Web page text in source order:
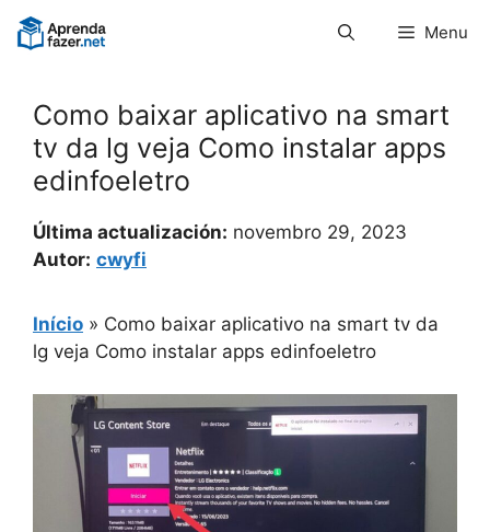
Pular
para
Menu
Como baixar aplicativo na smart
tv da lg veja Como instalar apps
edinfoeletro
Última actualización: novembro 29, 2023
Autor: cwyfi
Início » Como baixar aplicativo na smart tv da
lg veja Como instalar apps edinfoeletro